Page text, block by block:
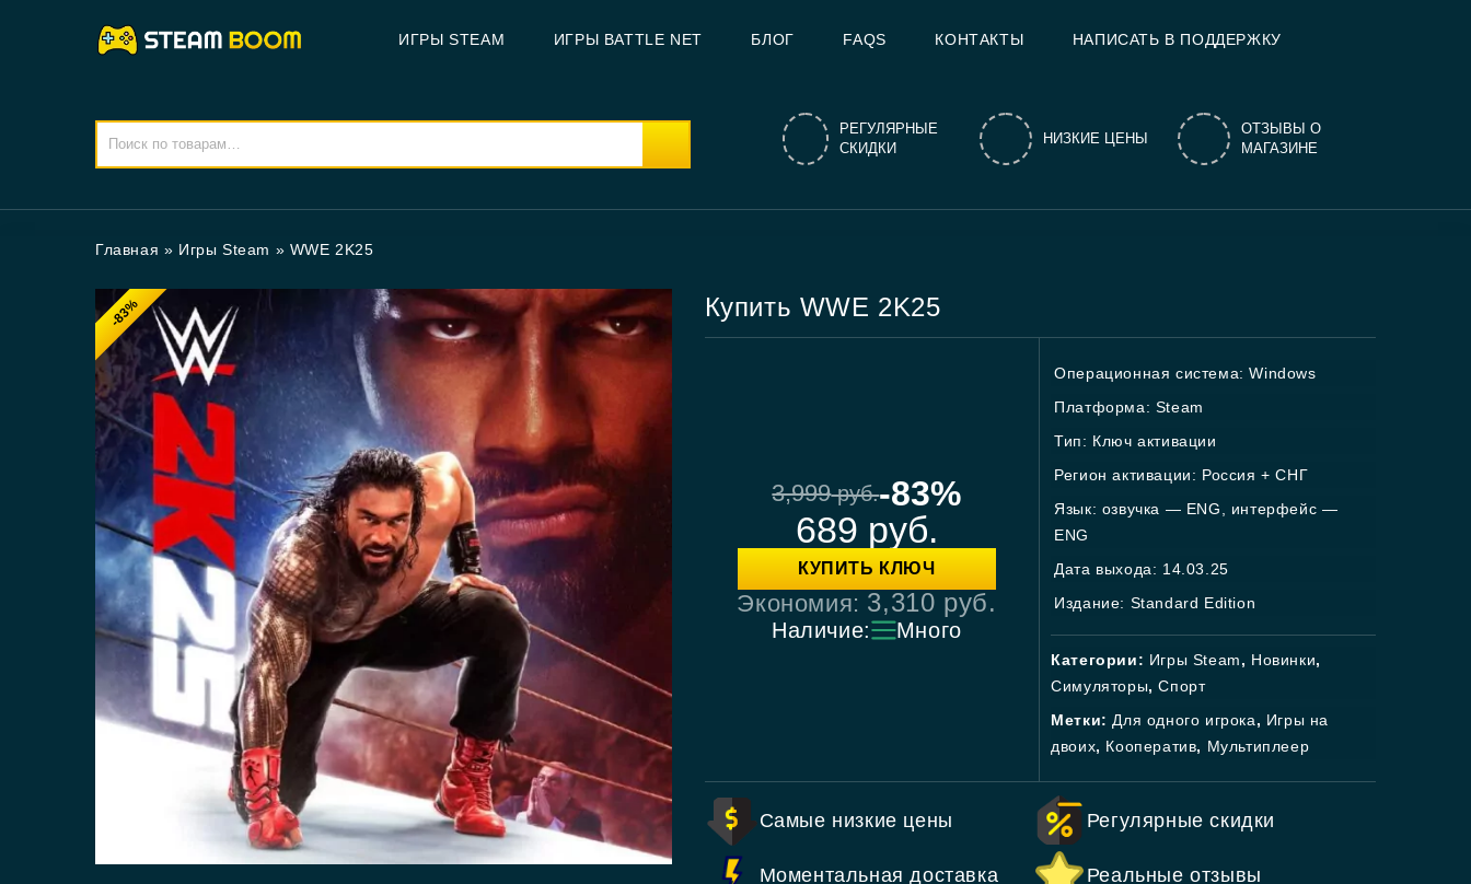
ИГРЫ STEAM ИГРЫ BATTLE NET БЛОГ FAQS КОНТАКТЫ НАПИСАТЬ В ПОДДЕРЖКУ
РЕГУЛЯРНЫЕ
СКИДКИ
НИЗКИЕ ЦЕНЫ
ОТЗЫВЫ О
МАГАЗИНЕ
Главная » Игры Steam » WWE 2K25
-83% Купить WWE 2K25
3,999руб.-83%
689 руб.
КУПИТЬ КЛЮЧ
Экономия: 3,310 руб.
Наличие: Много
Операционная система: Windows
Платформа: Steam
Тип: Ключ активации
Регион активации: Россия + СНГ
Язык: озвучка — ENG, интерфейс —
ENG
Дата выхода: 14.03.25
Издание: Standard Edition
Категории: Игры Steam, Новинки,
Симуляторы,Спорт
Метки: Для одного игрока, Игры на
двоих, Кооператив, Мультиплеер
Самые низкие цены Регулярные скидки
Моментальная доставка Реальные отзывы